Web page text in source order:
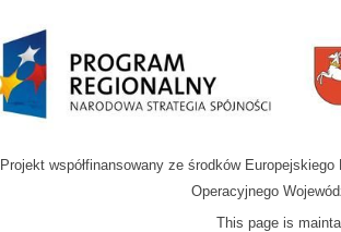
Projekt współfinansowany ze środków
Operacyjnego
This page is